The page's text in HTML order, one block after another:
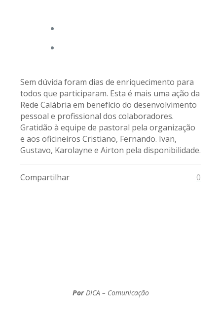
Sem dúvida foram dias de enriquecimento para
todos que participaram. Esta é mais uma ação da
Rede Calábria em benefício do desenvolvimento
pessoal e profissional dos colaboradores.
Gratidão à equipe de pastoral pela organização
e aos oficineiros Cristiano, Fernando. Ivan,
Gustavo, Karolayne e Airton pela disponibilidade.
Compartilhar 0
PorDICA – Comunicação